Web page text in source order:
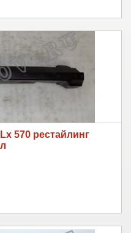
570 рестайлинг